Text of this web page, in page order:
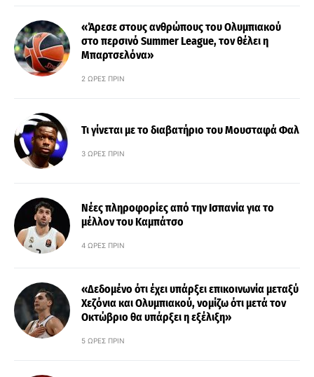
«Άρεσε στους ανθρώπους του Ολυμπιακού
στο περσινό Summer League, τον θέλει η
Μπαρτσελόνα»
2 ΏΡΕΣ ΠΡΙΝ
Τι γίνεται με το διαβατήριο του Μουσταφά Φαλ
3 ΏΡΕΣ ΠΡΙΝ
Νέες πληροφορίες από την Ισπανία για το
μέλλον του Καμπάτσο
4 ΏΡΕΣ ΠΡΙΝ
«Δεδομένο ότι έχει υπάρξει επικοινωνία μεταξύ
Χεζόνια και Ολυμπιακού, νομίζω ότι μετά τον
Οκτώβριο θα υπάρξει η εξέλιξη»
5 ΏΡΕΣ ΠΡΙΝ